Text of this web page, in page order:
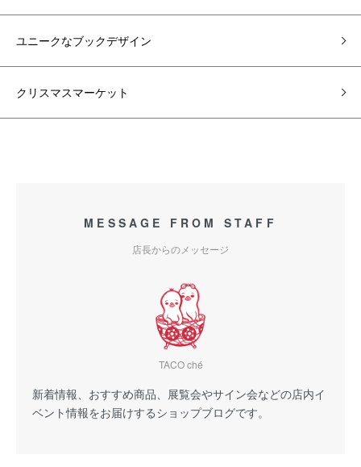
ユニークなブックデザイン
クリスマスマーケット
MESSAGE FROM STAFF
店長からのメッセージ
TACO ché
新着情報、おすすめ商品、展覧会やサイン会などの店内イ
ベント情報をお届けするショップブログです。